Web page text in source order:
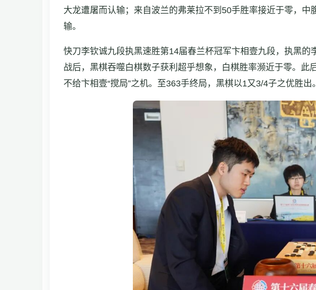
大龙遭屠而认输；来自波兰的弗莱拉不到50手胜率接近于零，
输。
快刀李钦诚九段执黑速胜第14届春兰杯冠军卞相壹九段，执黑
战后，黑棋吞噬白棋数子获利超乎想象，白棋胜率濒近于零。
不给卞相壹“搅局”之机。至363手终局，黑棋以1又3/4子之优胜出。